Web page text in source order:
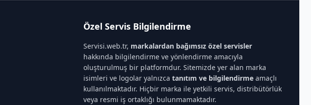
Özel Servis Bilgilendirme
Servisi.web.tr, markalardan bağımsız özel servisler
hakkında bilgilendirme ve yönlendirme amacıyla
oluşturulmuş bir platformdur. Sitemizde yer alan marka
isimleri ve logolar yalnızcatanıtım ve bilgilendirme amaçlı
kullanılmaktadır. Hiçbir marka ile yetkili servis, distribütörlük
veya resmi iş ortaklığı bulunmamaktadır.